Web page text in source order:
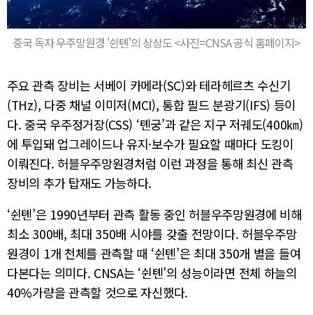
중국 독자 우주망원경 '쉰톈'의 상상도 <사진=CNSA 공식 홈페이지>
주요 관측 장비는 서베이 카메라(SC)와 테라헤르츠 수신기
(THz), 다중 채널 이미저(MCI), 통합 필드 분광기(IFS) 등이
다. 중국 우주정거장(CSS) ‘톈궁’과 같은 지구 저궤도(400㎞)
에 투입돼 업그레이드나 유지·보수가 필요할 때마다 도킹이
이뤄진다. 허블우주망원경처럼 이런 과정을 통해 최신 관측
장비의 추가 탑재도 가능하다.
‘쉰톈’은 1990년부터 관측 활동 중인 허블우주망원경에 비해
최소 300배, 최대 350배 시야를 갖출 전망이다. 허블우주망
원경이 1개 천체를 관측할 때 ‘쉰톈’은 최대 350개 별을 들여
다본다는 의미다. CNSA는 ‘쉰톈’의 성능이라면 전체 하늘의
40%가량을 관측할 것으로 자신했다.